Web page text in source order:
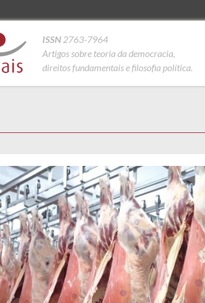
ISSN2763-7964
Artigos sobre teoria da democracia,
direitos fundamentais e filosofia política.